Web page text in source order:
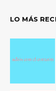
LO MÁS